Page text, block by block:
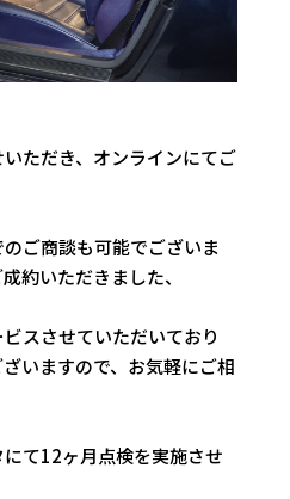
ただき、オンラインにてご
ご商談も可能でございま
約いただきました、
スさせていただいており
いますので、お気軽にご相
て12ヶ月点検を実施させ